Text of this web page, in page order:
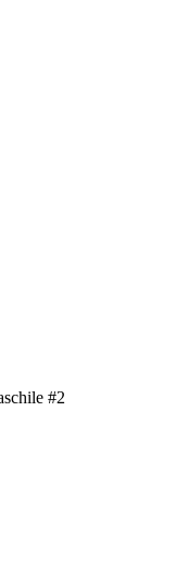
#2